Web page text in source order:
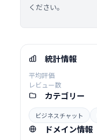
ください。
統計情報
平均評価
レビュー数
カテゴリー
ビジネスチャット
ドメイン情報